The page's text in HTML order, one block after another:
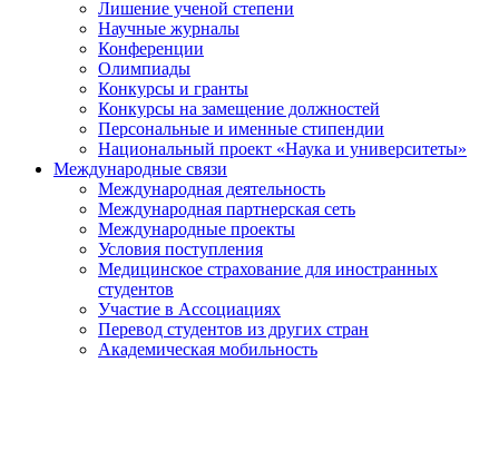
Лишение ученой степени
Научные журналы
Конференции
Олимпиады
Конкурсы и гранты
Конкурсы на замещение должностей
Персональные и именные стипендии
Национальный проект «Наука и университеты»
Международные связи
Международная деятельность
Международная партнерская сеть
Международные проекты
Условия поступления
Медицинское страхование для иностранных
студентов
Участие в Ассоциациях
Перевод студентов из других стран
Академическая мобильность